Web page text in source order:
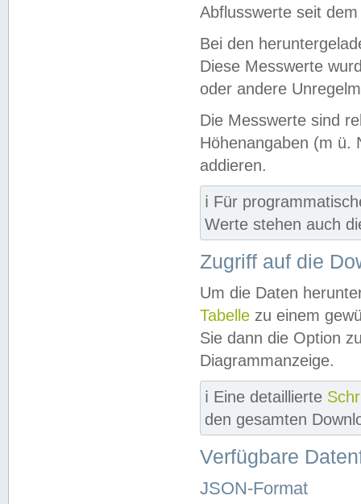
Abflusswerte seit
Bei den
Diese Messwerte
oder andere
Die Messwerte sind
Höhenangaben (m ü.
addieren.
ℹ️ Für
Werte stehen auch
Zugriff auf die
Um die Daten
Tabelle zu einem
Sie dann die Option
Diagrammanzeige.
ℹ️ Eine detaillierte
den gesamten
Verfügbare
JSON-Format